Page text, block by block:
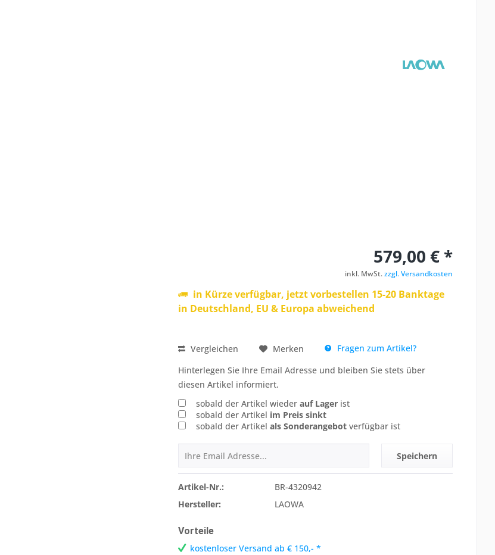
579,00 € *
inkl. MwSt.zzgl. Versandkosten
in Kürze verfügbar, jetzt vorbestellen 15-20 Banktage
in Deutschland, EU & Europa abweichend
Vergleichen Merken
Fragen zum Artikel?
Hinterlegen Sie Ihre Email Adresse und bleiben Sie stets über
diesen Artikel informiert.
sobald der Artikel wieder auf Lagerist
sobald der Artikel im Preis sinkt
sobald der Artikel als Sonderangebotverfügbar ist
Speichern
Artikel-Nr.:
BR-4320942
Hersteller:
LAOWA
Vorteile
kostenloser Versand ab € 150,- *